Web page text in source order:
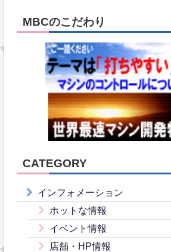
MBCのこだわり
CATEGORY
インフォメーション
ホットな情報
イベント情報
店舗・HP情報